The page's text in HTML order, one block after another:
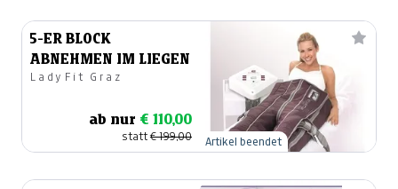
5-ER BLOCK
ABNEHMEN IM LIEGEN
LadyFit Graz
ab nur € 110,00
statt€ 199,00 Artikel beendet